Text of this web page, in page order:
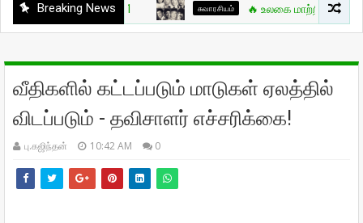
Breaking News சுவாரசியம் 🔥 உலகை மாற்றிய போர்க்கலை
வீதிகளில் கட்டப்படும் மாடுகள் ஏலத்தில்
விடப்படும் - தவிசாளர் எச்சரிக்கை!
பு.கஜிந்தன் 10:42 AM 0